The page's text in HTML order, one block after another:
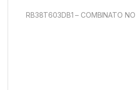
RB38T603DB1 – COMBINATO NO